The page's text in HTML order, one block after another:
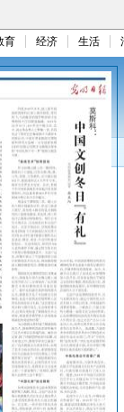
育 经济 生活